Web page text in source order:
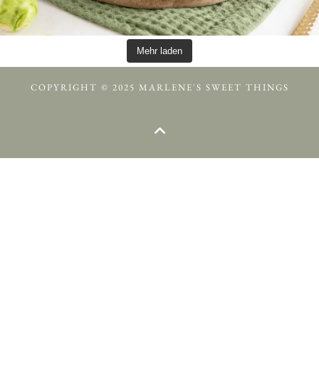
Mehr laden
COPYRIGHT © 2025 MARLENE'S SWEET THINGS